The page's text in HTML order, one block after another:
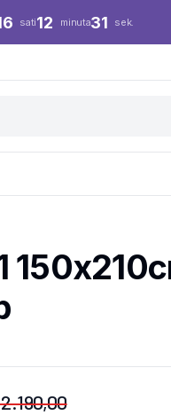
sati12 minuta30 sek.